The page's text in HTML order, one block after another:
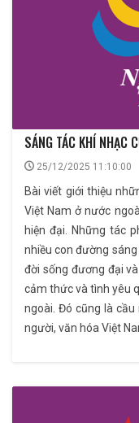
SÁNG TÁC KHÍ NHẠC
25/12/2025 11:10:00
Bài viết giới thiệu
Việt Nam ở nước
hiện đại. Những tác
nhiều con đường
đời sống đương đại
cảm thức và tình yêu
ngoài. Đó cũng là
người, văn hóa Việt